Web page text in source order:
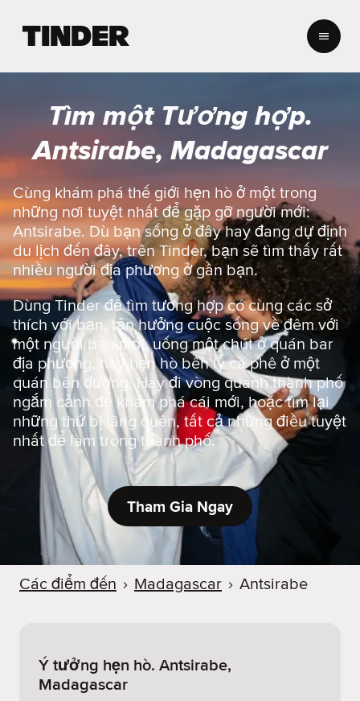
g
c
h
ủ
i
n
d
e
r
Tìm một Tương hợp.
Antsirabe, Madagascar
Cùng khám phá thế giới hẹn hò ở một trong
những nơi tuyệt nhất để gặp gỡ người mới:
Antsirabe. Dù bạn sống ở đây hay đang dự định
du lịch đến đây, trên Tinder, bạn sẽ tìm thấy rất
nhiều người địa phương ở gần bạn.
Dùng Tinder để tìm tương hợp có cùng các sở
thích với bạn, tận hưởng cuộc sống về đêm với
một người bạn mới, uống một chút ở quán bar
địa phương, hay hẹn hò bên ly cà phê ở một
quán bên đường. Hay đi vòng quanh thành phố
ngắm cảnh để khám phá cái mới, hoặc tìm lại
những thứ bị lãng quên, tất cả những điều tuyệt
nhất để làm trong thành phố.
Tham Gia Ngay
Các điểm đến › Madagascar › Antsirabe
Ý tưởng hẹn hò. Antsirabe,
Madagascar